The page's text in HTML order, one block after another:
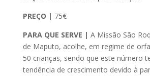
PREÇO | 75€
PARA QUE SERVE | A Missão São
de Maputo, acolhe, em regime de
50 crianças, sendo que este número
tendência de crescimento devido à